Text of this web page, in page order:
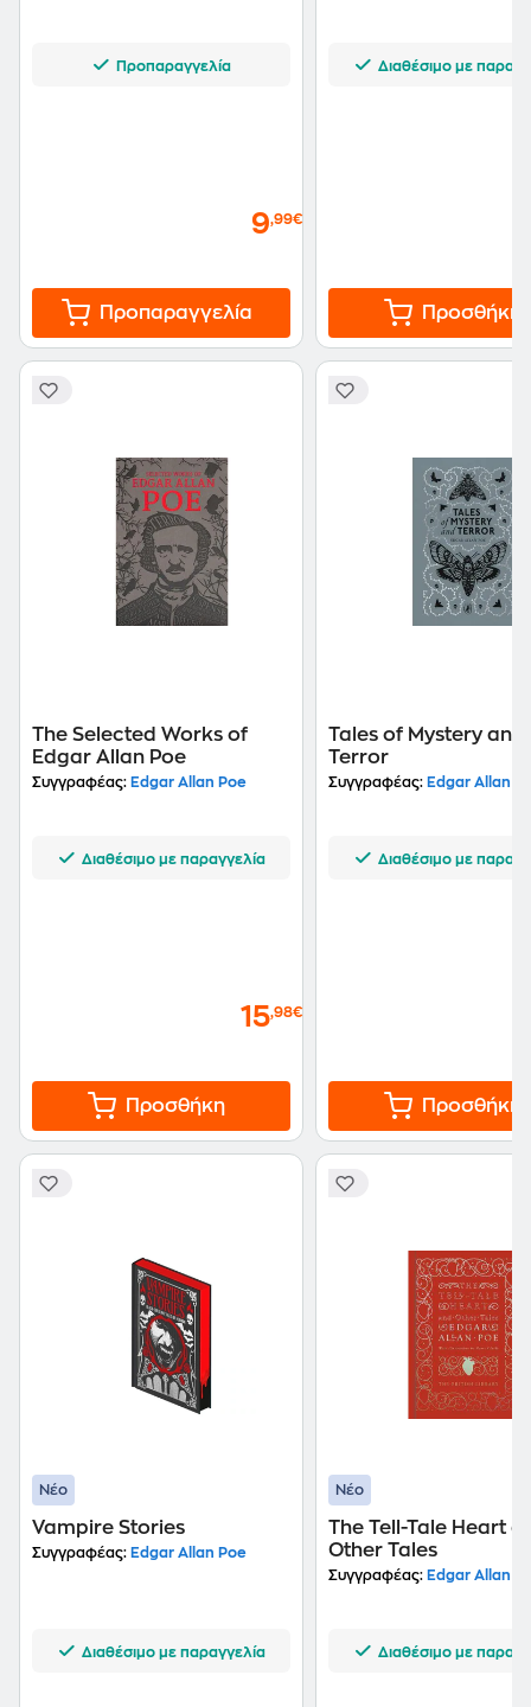
Προπαραγγελία
9,99€
Προπαραγγελία
Διαθέσιμο με
Προσθήκη
The Selected Works of
Edgar Allan Poe
Συγγραφέας: Edgar Allan Poe
Διαθέσιμο με παραγγελία
15,98€
Προσθήκη
Tales of Mystery and
Terror
Συγγραφέας: Edgar Allan
Διαθέσιμο με
Προσθήκη
Νέο
Vampire Stories
Συγγραφέας: Edgar Allan Poe
Διαθέσιμο με παραγγελία
Νέο
The Tell-Tale Heart
Other Tales
Συγγραφέας: Edgar Allan
Διαθέσιμο με